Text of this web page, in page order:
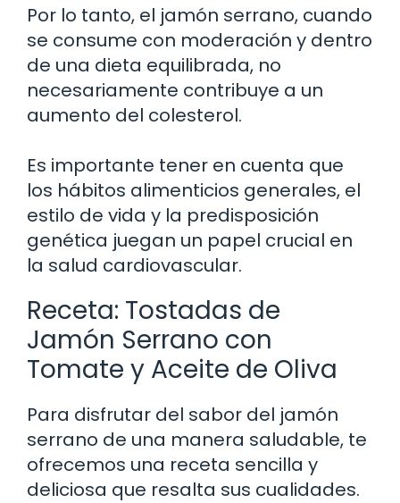
Por lo tanto, el jamón serrano, cuando
se consume con moderación y dentro
de una dieta equilibrada, no
necesariamente contribuye a un
aumento del colesterol.
Es importante tener en cuenta que
los hábitos alimenticios generales, el
estilo de vida y la predisposición
genética juegan un papel crucial en
la salud cardiovascular.
Receta: Tostadas de
Jamón Serrano con
Tomate y Aceite de Oliva
Para disfrutar del sabor del jamón
serrano de una manera saludable, te
ofrecemos una receta sencilla y
deliciosa que resalta sus cualidades.